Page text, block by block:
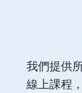
我們提供
線上課程